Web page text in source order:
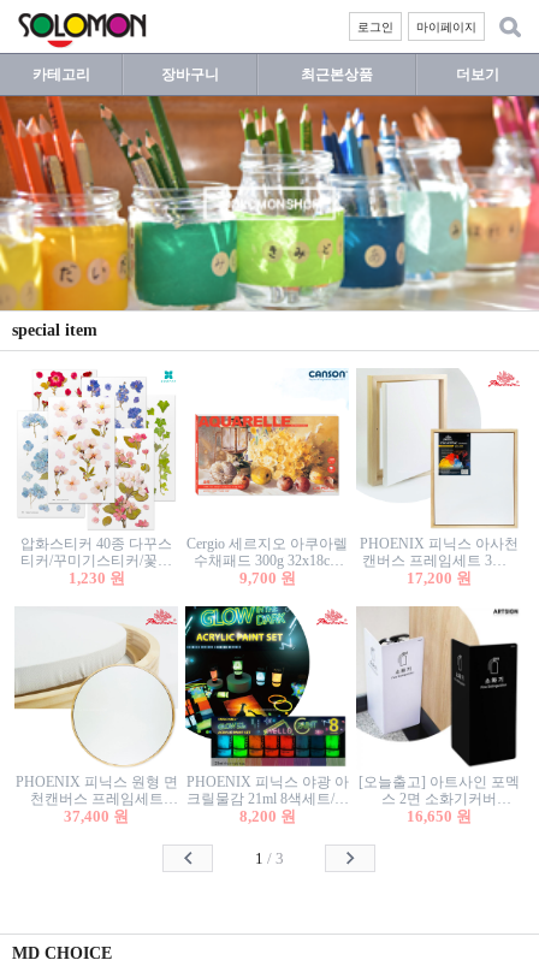
마이페이지
로그인
카테고리 장바구니 최근본상품 더보기
special item
압화스티커 40종 다꾸스
티커/꾸미기스티커/꽃스
티커/압화꽃책갈피/팬시
1,230 원
Cergio 세르지오 아쿠아렐
수채패드 300g 32x18cm
12매 1면제본
9,700 원
PHOENIX 피닉스 아사천
캔버스 프레임세트 3호F
27.3x22cm 캔버스와 올림
17,200 원
PHOENIX 피닉스 원형 면
천캔버스 프레임세트
40cm/원형캔버스/플로팅
37,400 원
PHOENIX 피닉스 야광 아
크릴물감 21ml 8색세트/야
광물감
8,200 원
[오늘출고] 아트사인 포멕
스 2면 소화기커버
1470/1471/소화기커버/소
함/소화기거치대/소화기
16,650 원
1 / 3
MD CHOICE